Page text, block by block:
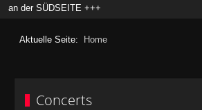
an der SÜDSEITE +++
Aktuelle Seite: Home
Concerts